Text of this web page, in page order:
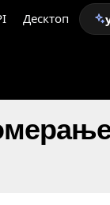
Десктоп